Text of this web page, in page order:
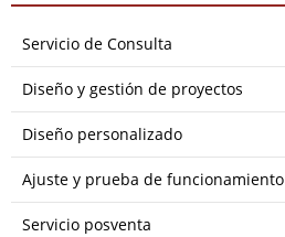
Servicio de Consulta
Diseño y gestión de proyectos
Diseño personalizado
Ajuste y prueba de funcionamiento
Servicio posventa